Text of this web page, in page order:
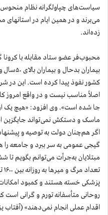
سیاست‌های چپاولگرانه نظام
می‌برند و در همین ایام در
زده‌اند.
محبوب‌فر عضو ستاد مقابله با
بیماران
کشور نفوذ پیدا کرده است. این در
اصلاً مناسب نیست و در واقع امروز
جا شده است». وی افزود: «هیچ یک از
ماسک و دستکش نمی‌تواند جایگزین
اگر هم‌چنان دولت به توصیه و
گیجی عمومی به سر ببرد و جامعه را
مبتلایان به‌جرأت می‌توانم بگویم تا
پزشکی خسته هستند و کمبود
روحانی متأسفانه تورم و گرانی است
اقدام عملی انجام نمی‌دهند» (آفتاب یزد